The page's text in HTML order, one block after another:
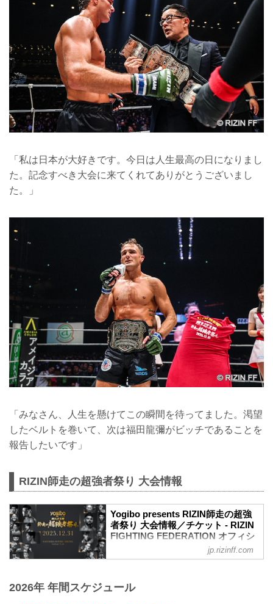
「私は日本が大好きです。今日は人生最高の日になりまし
た。記念すべき大会に来てくれてありがとうございまし
た。」
「みなさん、人生を懸けてこの瞬間を待ってました。渇望
したベルトを巻いて、次は福田龍彌がビッチであることを
報告したいです」
RIZIN師走の超強者祭り 大会情報
Yogibo presents RIZIN師走の超強
者祭り 大会情報／チケット - RIZIN
FIGHTING FEDERATION オフィシ
「Yogibo presents RIZIN師走の超強者祭
jp.rizinff.com
2026年 年間スケジュール